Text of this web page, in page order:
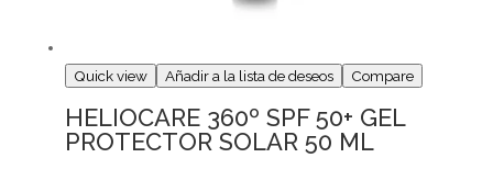
Quick view Añadir a la lista de deseos Compare
HELIOCARE 360º SPF 50+ GEL
PROTECTOR SOLAR 50 ML